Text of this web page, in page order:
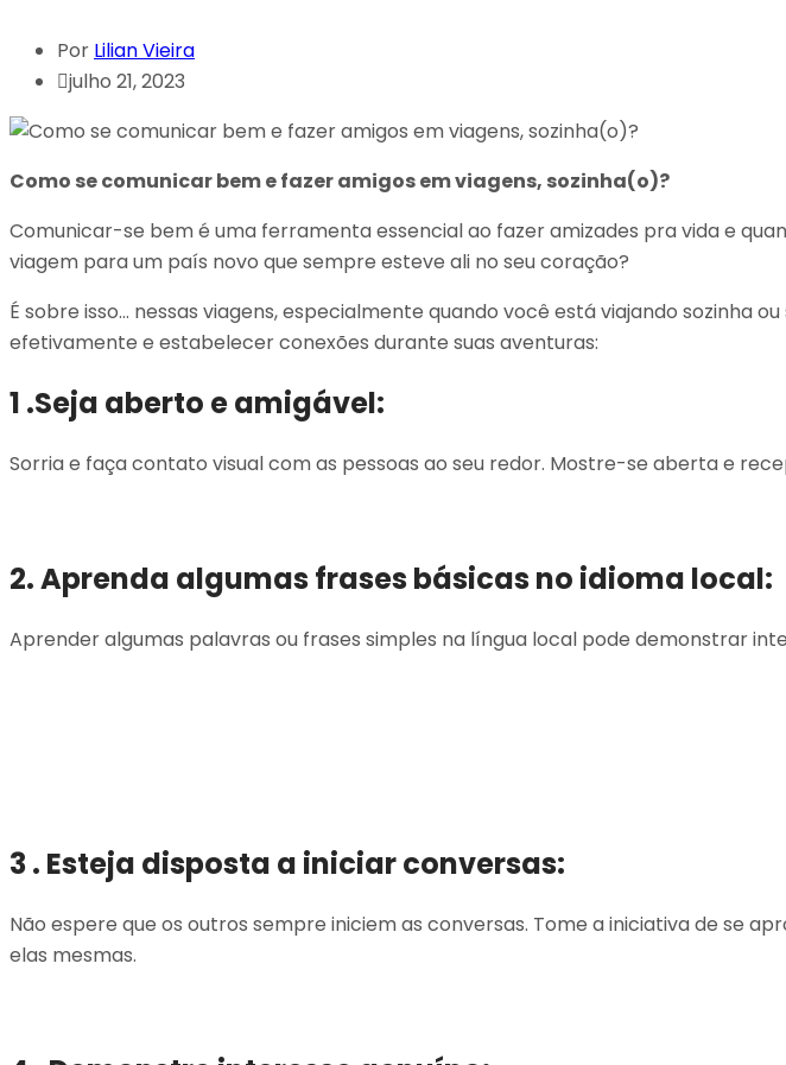
Por Lilian Vieira
julho 21, 2023
Como se comunicar bem e fazer amigos em viagens, sozinha(o)?
Comunicar-se bem é uma ferramenta essencial ao fazer amizades pra vida e
viagem para um país novo que sempre esteve ali no seu coração?
É sobre isso… nessas viagens, especialmente quando você está viajando sozinha
efetivamente e estabelecer conexões durante suas aventuras:
1 .Seja aberto e amigável:
Sorria e faça contato visual com as pessoas ao seu redor. Mostre-se aberta e
2. Aprenda algumas frases básicas no idioma local:
Aprender algumas palavras ou frases simples na língua local pode demonstrar
3 . Esteja disposta a iniciar conversas:
Não espere que os outros sempre iniciem as conversas. Tome a iniciativa de se
elas mesmas.